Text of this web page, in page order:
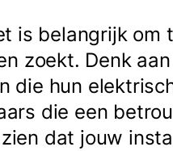
is belangrijk
zoekt. Denk
die hun
die een
dat jouw